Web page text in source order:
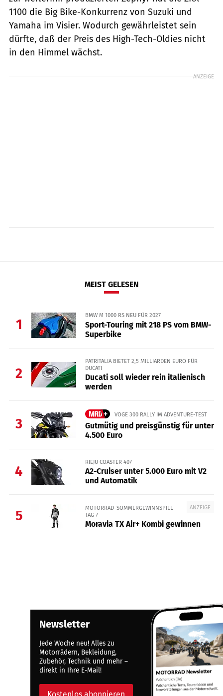
1100 die Big Bike-Konkurrenz von Suzuki und
Yamaha im Visier. Wodurch gewährleistet sein
dürfte, daß der Preis des High-Tech-Oldies nicht
in den Himmel wächst.
ANZEIGE
MEIST GELESEN
1
BMW M 1000 RS NEU FÜR 2027
Sport-Touring mit 218 PS vom BMW-
Superbike
2
PATRITALIA BIETET 2,5 MILLIARDEN EURO FÜR
DUCATI
Ducati soll wieder rein italienisch
werden
3
VOGE 300 RALLY IM ADVENTURE-TEST
Gutmütig und preisgünstig für unter
4.500 Euro
4
RIEJU COASTER 407
A2-Cruiser unter 5.000 Euro mit V2
und Automatik
5
ANZEIGE
MOTORRAD-SOMMERGEWINNSPIEL
TAG 7
Moravia TX Air+ Kombi gewinnen
Newsletter
Jede Woche neu! Alles zu
Motorrädern, Bekleidung,
Zubehör, Technik und mehr –
direkt in Ihre E-Mail!